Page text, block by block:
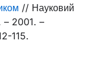
// Науковий
– 2001. –
115.